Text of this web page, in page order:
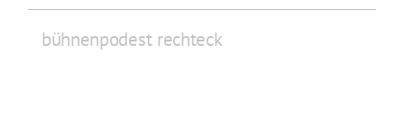
bühnenpodest rechteck